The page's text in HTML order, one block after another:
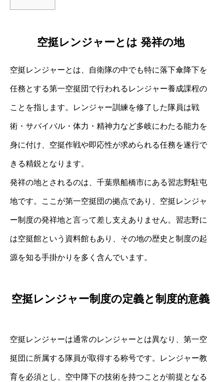
空挺レンジャーとは 発祥の地
空挺レンジャーとは、自衛隊の中でも特に落下傘降下を
任務とする第一空挺団で行われるレンジャー養成課程の
ことを指します。レンジャー訓練を修了した隊員は戦
術・サバイバル・体力・精神力など多岐にわたる能力を
身に付け、空挺作戦や即応性が求められる任務を遂行で
きる精鋭となります。
発祥の地とされるのは、千葉県船橋市にある習志野駐屯
地です。ここが第一空挺団の拠点であり、空挺レンジャ
ー制度の発祥地と言って差し支えありません。習志野に
は空挺館という資料館もあり、その地の歴史と制度の起
源を知る手掛かりを多く含んでいます。
空挺レンジャー制度の定義と制度的意義
空挺レンジャーは通常のレンジャーとは異なり、第一空
挺団に所属する隊員が取得する称号です。レンジャー教
育を必須とし、空中降下の技術を持つことが前提となる